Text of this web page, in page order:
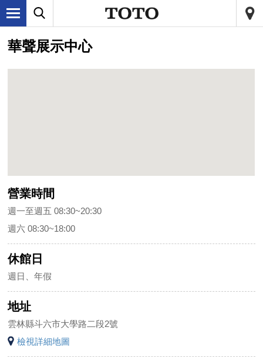
華聲展示中心
營業時間
週一至週五 08:30~20:30
週六 08:30~18:00
休館日
週日、年假
地址
雲林縣斗六市大學路二段2號
檢視詳細地圖